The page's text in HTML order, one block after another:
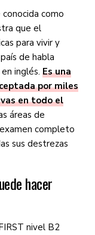
como
que el
para vivir y
de habla
en inglés.Es una
por miles
en todo el
áreas de
completo
sus destrezas
hacer
nivel B2